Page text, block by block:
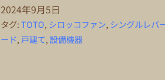
2024年9月5日
タグ:TOTO, シロッコファン, シングルレバ
ード, 戸建て,設備機器